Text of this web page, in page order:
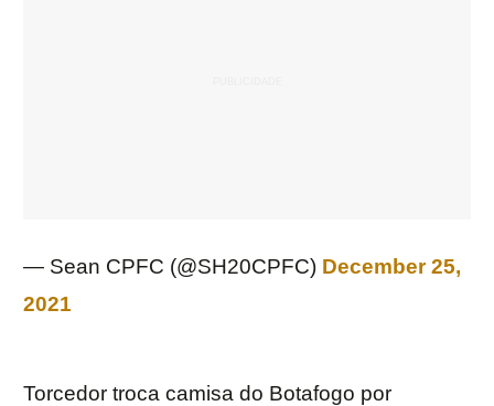
— Sean CPFC (@SH20CPFC) December 25,
2021
Torcedor troca camisa do Botafogo por